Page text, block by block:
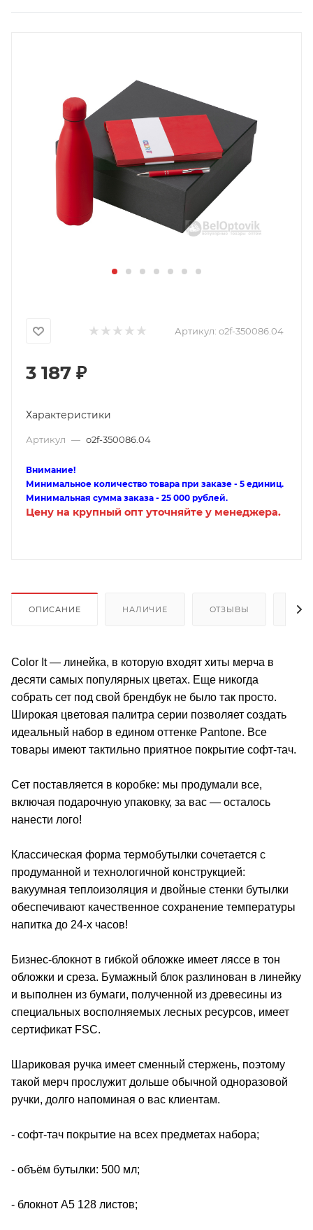
Артикул: o2f-350086.04
3 187 ₽
Характеристики
Артикул — o2f-350086.04
Внимание!
Минимальное количество товара при заказе - 5 единиц.
Минимальная сумма заказа - 25 000 рублей.
Цену на крупный опт уточняйте у менеджера.
ОПИСАНИЕ НАЛИЧИЕ ОТЗЫВЫ
Color It — линейка, в которую входят хиты мерча в
десяти самых популярных цветах. Еще никогда
собрать сет под свой брендбук не было так просто.
Широкая цветовая палитра серии позволяет создать
идеальный набор в едином оттенке Pantone. Все
товары имеют тактильно приятное покрытие софт-тач.
Сет поставляется в коробке: мы продумали все,
включая подарочную упаковку, за вас — осталось
нанести лого!
Классическая форма термобутылки сочетается с
продуманной и технологичной конструкцией:
вакуумная теплоизоляция и двойные стенки бутылки
обеспечивают качественное сохранение температуры
напитка до 24-х часов!
Бизнес-блокнот в гибкой обложке имеет ляссе в тон
обложки и среза. Бумажный блок разлинован в линейку
и выполнен из бумаги, полученной из древесины из
специальных восполняемых лесных ресурсов, имеет
сертификат FSC.
Шариковая ручка имеет сменный стержень, поэтому
такой мерч прослужит дольше обычной одноразовой
ручки, долго напоминая о вас клиентам.
- софт-тач покрытие на всех предметах набора;
- объём бутылки: 500 мл;
- блокнот А5 128 листов;